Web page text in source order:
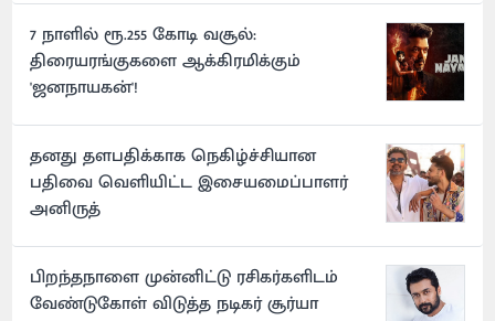
7 நாளில் ரூ.255 கோடி வசூல்:
திரையரங்குகளை ஆக்கிரமிக்கும்
'ஜனநாயகன்'!
தனது தளபதிக்காக நெகிழ்ச்சியான
பதிவை வெளியிட்ட இசையமைப்பாளர்
அனிருத்
பிறந்தநாளை முன்னிட்டு ரசிகர்களிடம்
வேண்டுகோள் விடுத்த நடிகர் சூர்யா